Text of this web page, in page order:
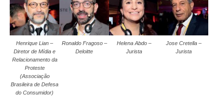
Henrique Lian –
Diretor de Mídia e
Relacionamento da
Proteste
(Associação
Brasileira de Defesa
do Consumidor)
Ronaldo Fragoso –
Deloitte
Helena Abdo –
Jurista
Jose Cretella –
Jurista